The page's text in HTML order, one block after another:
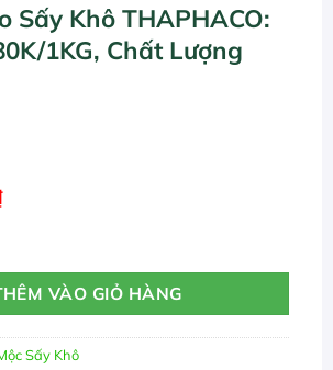
Sấy Khô THAPHACO:
1KG, Chất Lượng
VÀO GIỎ HÀNG
Sấy Khô